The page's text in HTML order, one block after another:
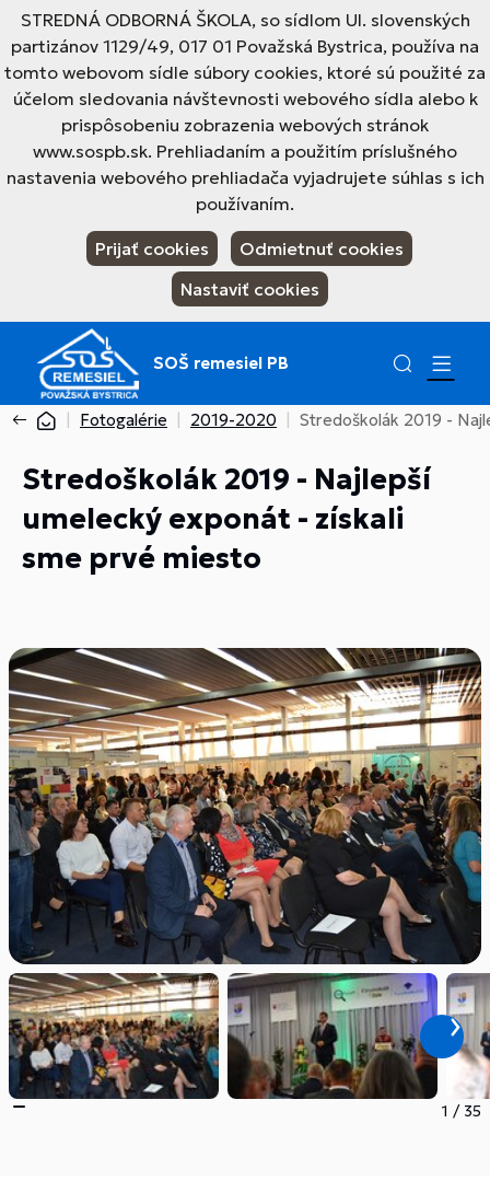
STREDNÁ ODBORNÁ ŠKOLA, so sídlom Ul. slovenských
partizánov 1129/49, 017 01 Považská Bystrica, používa na
tomto webovom sídle súbory cookies, ktoré sú použité za
účelom sledovania návštevnosti webového sídla alebo k
prispôsobeniu zobrazenia webových stránok
www.sospb.sk. Prehliadaním a použitím príslušného
nastavenia webového prehliadača vyjadrujete súhlas s ich
používaním.
Prijať cookies
Odmietnuť cookies
Nastaviť cookies
SOŠ remesiel PB
Fotogalérie 2019-2020 Stredoškolák 2019 -
Stredoškolák 2019 - Najlepší
umelecký exponát - získali
sme prvé miesto
1 / 35